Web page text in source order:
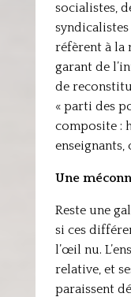
socialistes,
syndicalistes
réfèrent à la
garant de
de
« parti des
composite :
enseignants,
Une
Reste une
si ces
l’œil nu.
relative, et
paraissent